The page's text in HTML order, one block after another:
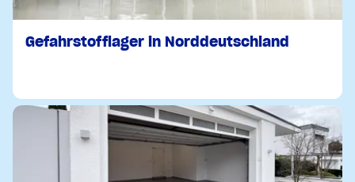
Gefahrstofflager in Norddeutschland